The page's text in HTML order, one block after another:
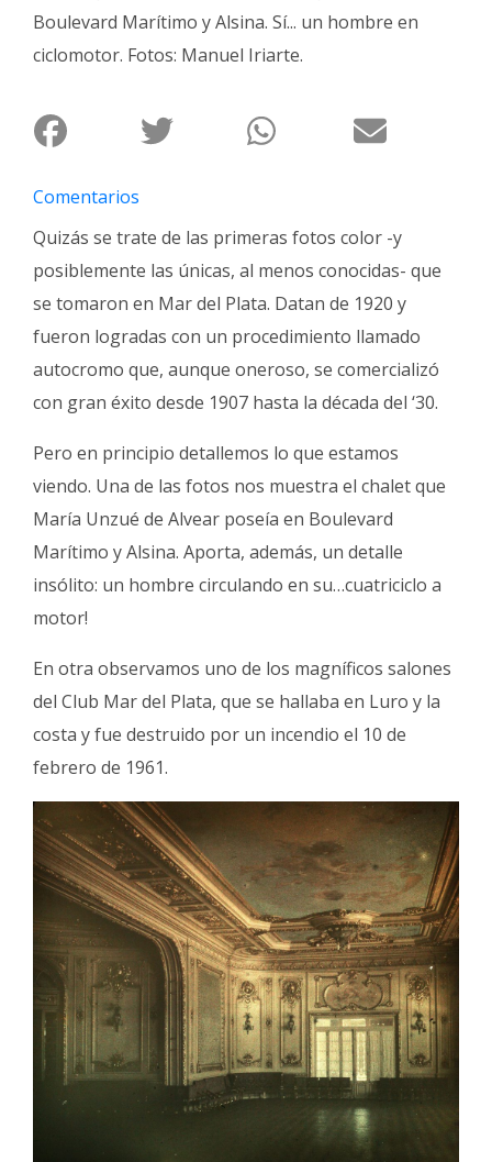
Familia
Fúnebres
Boulevard Marítimo y Alsina. Sí... un hombre en
ciclomotor. Fotos: Manuel Iriarte.
Comentarios
Quizás se trate de las primeras fotos color -y
posiblemente las únicas, al menos conocidas- que
se tomaron en Mar del Plata. Datan de 1920 y
fueron logradas con un procedimiento llamado
autocromo que, aunque oneroso, se comercializó
con gran éxito desde 1907 hasta la década del ‘30.
Pero en principio detallemos lo que estamos
viendo. Una de las fotos nos muestra el chalet que
María Unzué de Alvear poseía en Boulevard
Marítimo y Alsina. Aporta, además, un detalle
insólito: un hombre circulando en su…cuatriciclo a
motor!
En otra observamos uno de los magníficos salones
del Club Mar del Plata, que se hallaba en Luro y la
costa y fue destruido por un incendio el 10 de
febrero de 1961.